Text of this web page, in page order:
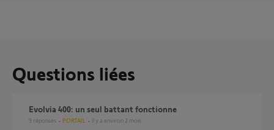
Questions liées
Evolvia 400: un seul battant fonctionne
9 réponses PORTAIL il y a environ 2 mois